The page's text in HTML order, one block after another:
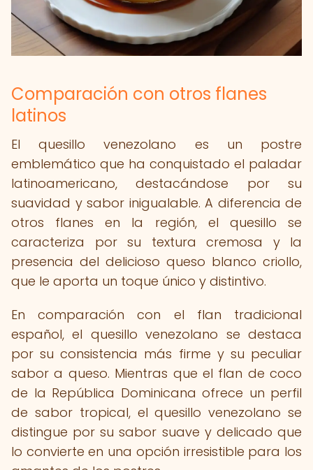
Comparación con otros flanes
latinos
El quesillo venezolano es un postre
emblemático que ha conquistado el paladar
latinoamericano, destacándose por su
suavidad y sabor inigualable. A diferencia de
otros flanes en la región, el quesillo se
caracteriza por su textura cremosa y la
presencia del delicioso queso blanco criollo,
que le aporta un toque único y distintivo.
En comparación con el flan tradicional
español, el quesillo venezolano se destaca
por su consistencia más firme y su peculiar
sabor a queso. Mientras que el flan de coco
de la República Dominicana ofrece un perfil
de sabor tropical, el quesillo venezolano se
distingue por su sabor suave y delicado que
lo convierte en una opción irresistible para los